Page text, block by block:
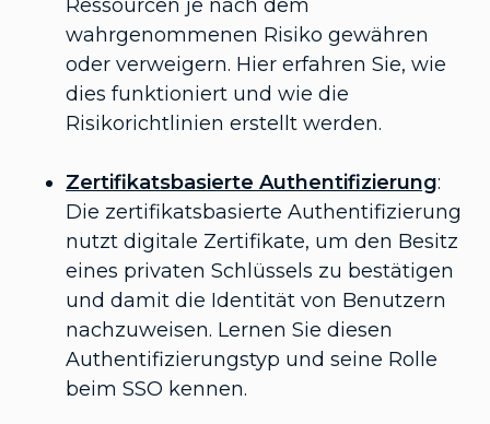
Ressourcen je nach dem
wahrgenommenen Risiko gewähren
oder verweigern. Hier erfahren Sie, wie
dies funktioniert und wie die
Risikorichtlinien erstellt werden.
Zertifikatsbasierte Authentifizierung:
Die zertifikatsbasierte Authentifizierung
nutzt digitale Zertifikate, um den Besitz
eines privaten Schlüssels zu bestätigen
und damit die Identität von Benutzern
nachzuweisen. Lernen Sie diesen
Authentifizierungstyp und seine Rolle
beim SSO kennen.